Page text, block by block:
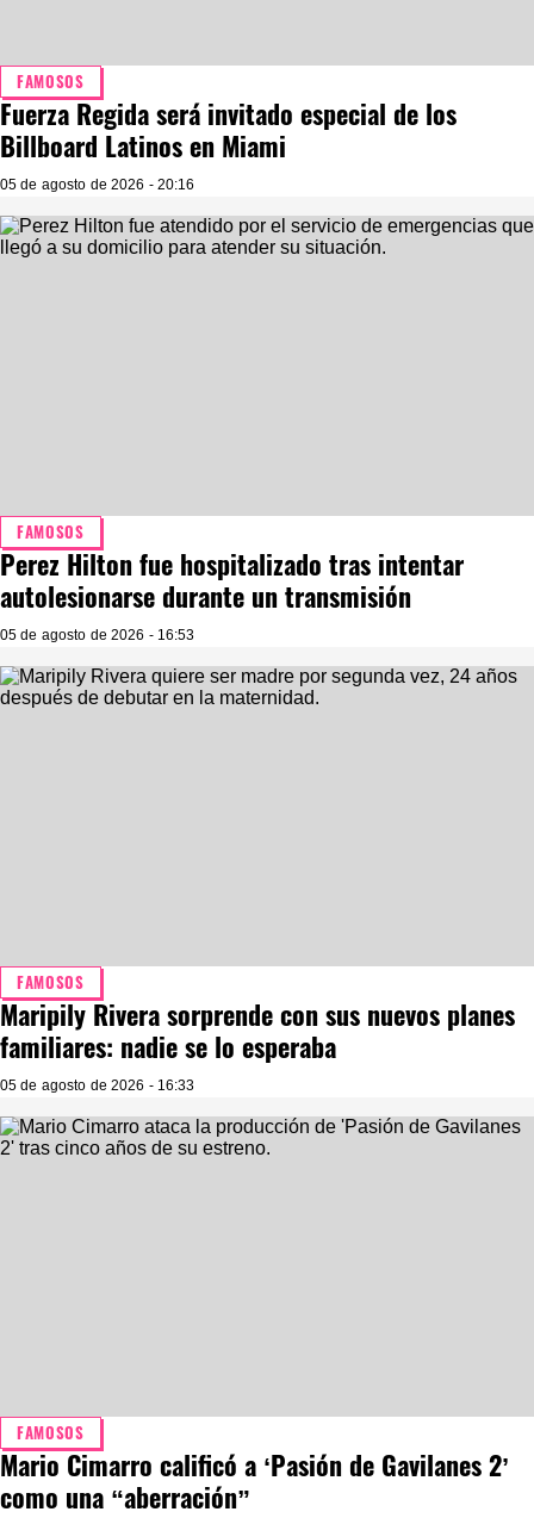
FAMOSOS
Fuerza Regida será invitado especial de los
Billboard Latinos en Miami
05 de agosto de 2026 - 20:16
FAMOSOS
Perez Hilton fue hospitalizado tras intentar
autolesionarse durante un transmisión
05 de agosto de 2026 - 16:53
FAMOSOS
Maripily Rivera sorprende con sus nuevos planes
familiares: nadie se lo esperaba
05 de agosto de 2026 - 16:33
FAMOSOS
Mario Cimarro calificó a ‘Pasión de Gavilanes 2’
como una “aberración”